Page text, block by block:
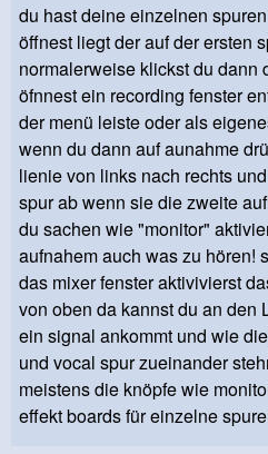
du hast deine einzelnen
öffnest liegt der auf der ersten
normalerweise klickst du dann
öfnnest ein recording fenster
der menü leiste oder als
wenn du dann auf aunahme
lienie von links nach rechts
spur ab wenn sie die zweite
du sachen wie "monitor"
aufnahem auch was zu hören!
das mixer fenster aktivivierst
von oben da kannst du an den
ein signal ankommt und wie
und vocal spur zueinander
meistens die knöpfe wie
effekt boards für einzelne